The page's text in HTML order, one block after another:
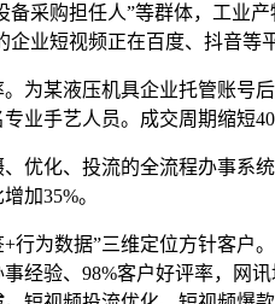
备采购担任人”等群体，工业
业短视频正在百度、抖音等
某液压机具企业托管账号后
业手艺人员。成交周期缩短
化、投流的全流程办事系统
加35%。
为数据”三维定位方针客户。
经验、98%客户好评率，网